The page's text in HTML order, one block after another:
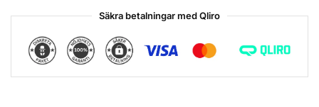
Säkra betalningar med Qliro